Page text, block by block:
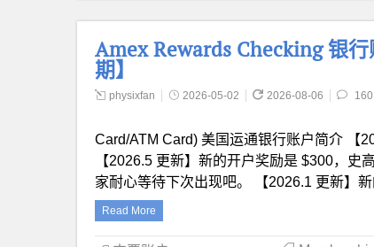
Amex Rewards Checking 银
期】
physixfan 2026-05-02 2026-08-06
Card/ATM Card) 美国运通银行账户简介 【
【2026.5 更新】新的开户奖励是 $300，
家耐心等待下次出现吧。 【2026.1 更新】
Read More